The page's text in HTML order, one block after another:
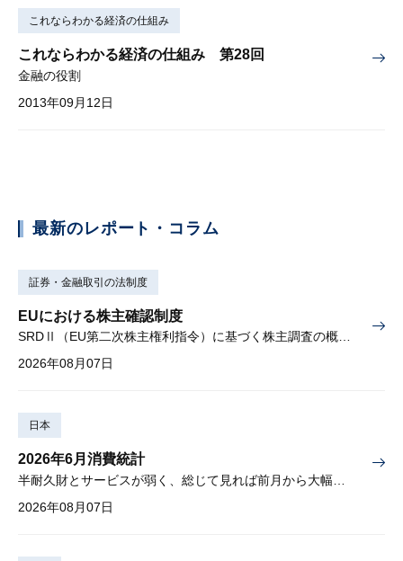
これならわかる経済の仕組み
これならわかる経済の仕組み 第28回
金融の役割
2013年09月12日
最新のレポート・コラム
証券・金融取引の法制度
EUにおける株主確認制度
SRDⅡ（EU第二次株主権利指令）に基づく株主調査の概要と課題
2026年08月07日
日本
2026年6月消費統計
2026年08月07日